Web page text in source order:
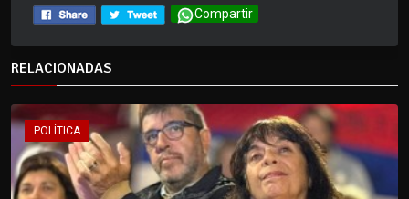
Compartir
RELACIONADAS
POLÍTICA